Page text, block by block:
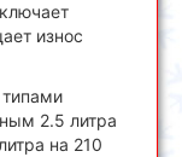
износ
2.5 литра
на 210